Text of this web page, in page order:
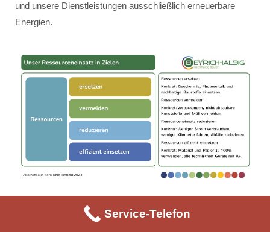
und unsere Dienstleistungen ausschließlich erneuerbare
Energien.
Unser Ressourceneinsatz erfolgt innerhalb der vier Ziele:
Service-Telefon